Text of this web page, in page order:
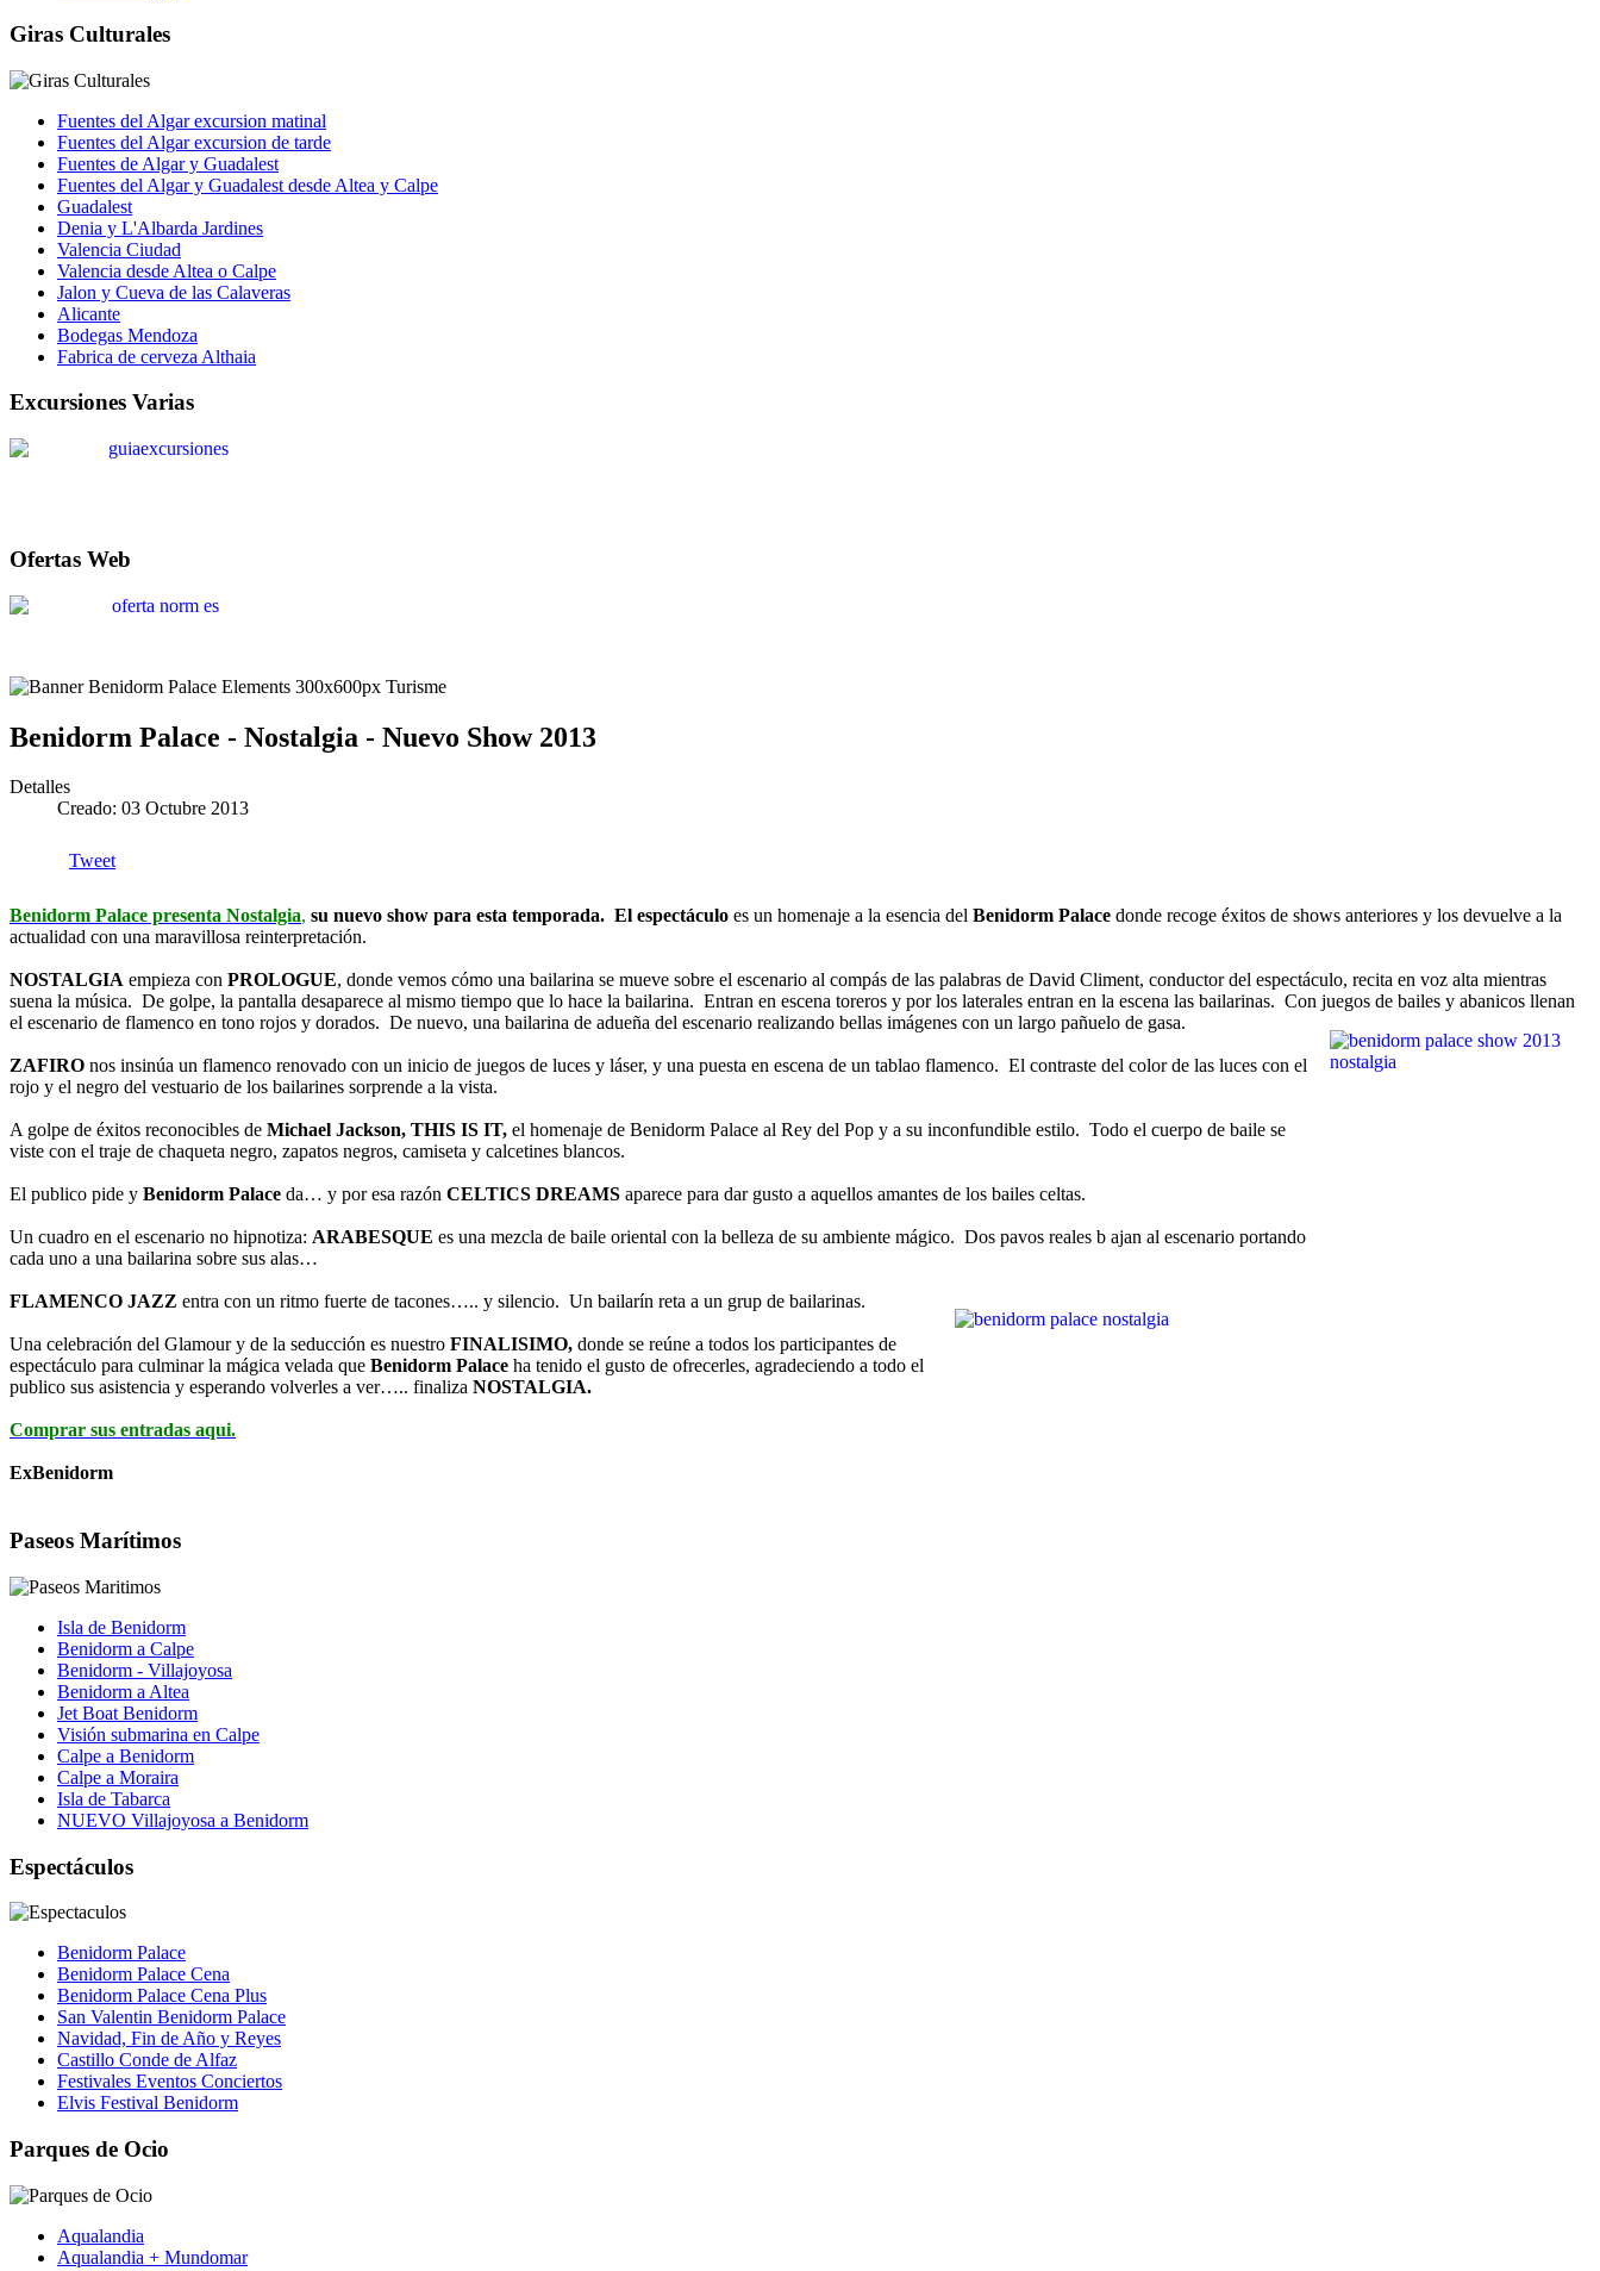
Giras Culturales
Fuentes del Algar excursion matinal
Fuentes del Algar excursion de tarde
Fuentes de Algar y Guadalest
Fuentes del Algar y Guadalest desde Altea y Calpe
Guadalest
Denia y L'Albarda Jardines
Valencia Ciudad
Valencia desde Altea o Calpe
Jalon y Cueva de las Calaveras
Alicante
Bodegas Mendoza
Fabrica de cerveza Althaia
Excursiones Varias
Ofertas Web
Benidorm Palace - Nostalgia - Nuevo Show 2013
Detalles
Creado: 03 Octubre 2013
Tweet
Benidorm Palace presenta Nostalgia, su nuevo show para esta temporada. El espectáculo es un homenaje a la esencia del Benidorm Palace donde recoge éxitos de shows anteriores y los devuelve a la
actualidad con una maravillosa reinterpretación.
NOSTALGIA empieza con PROLOGUE, donde vemos cómo una bailarina se mueve sobre el escenario al compás de las palabras de David Climent, conductor del espectáculo, recita en voz alta mientras
suena la música. De golpe, la pantalla desaparece al mismo tiempo que lo hace la bailarina. Entran en escena toreros y por los laterales entran en la escena las bailarinas. Con juegos de bailes y abanicos llenan
el escenario de flamenco en tono rojos y dorados. De nuevo, una bailarina de adueña del escenario realizando bellas imágenes con un largo pañuelo de gasa.
ZAFIRO nos insinúa un flamenco renovado con un inicio de juegos de luces y láser, y una puesta en escena de un tablao flamenco. El contraste del color de las luces con el
rojo y el negro del vestuario de los bailarines sorprende a la vista.
A golpe de éxitos reconocibles de Michael Jackson, THIS IS IT, el homenaje de Benidorm Palace al Rey del Pop y a su inconfundible estilo. Todo el cuerpo de baile se
viste con el traje de chaqueta negro, zapatos negros, camiseta y calcetines blancos.
El publico pide y Benidorm Palace da… y por esa razón CELTICS DREAMS aparece para dar gusto a aquellos amantes de los bailes celtas.
Un cuadro en el escenario no hipnotiza: ARABESQUE es una mezcla de baile oriental con la belleza de su ambiente mágico. Dos pavos reales b ajan al escenario portando
cada uno a una bailarina sobre sus alas…
FLAMENCO JAZZ entra con un ritmo fuerte de tacones….. y silencio. Un bailarín reta a un grup de bailarinas.
Una celebración del Glamour y de la seducción es nuestro FINALISIMO, donde se reúne a todos los participantes de
espectáculo para culminar la mágica velada que Benidorm Palace ha tenido el gusto de ofrecerles, agradeciendo a todo el
publico sus asistencia y esperando volverles a ver….. finaliza NOSTALGIA.
Comprar sus entradas aqui.
ExBenidorm
Paseos Marítimos
Isla de Benidorm
Benidorm a Calpe
Benidorm - Villajoyosa
Benidorm a Altea
Jet Boat Benidorm
Visión submarina en Calpe
Calpe a Benidorm
Calpe a Moraira
Isla de Tabarca
NUEVO Villajoyosa a Benidorm
Espectáculos
Benidorm Palace
Benidorm Palace Cena
Benidorm Palace Cena Plus
San Valentin Benidorm Palace
Navidad, Fin de Año y Reyes
Castillo Conde de Alfaz
Festivales Eventos Conciertos
Elvis Festival Benidorm
Parques de Ocio
Aqualandia
Aqualandia + Mundomar